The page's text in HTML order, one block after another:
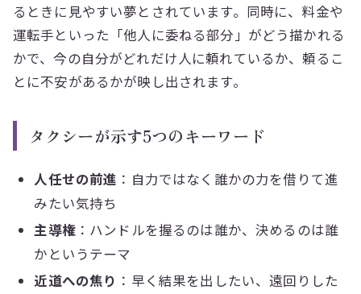
るときに見やすい夢とされています。同時に、料金や
運転手といった「他人に委ねる部分」がどう描かれる
かで、今の自分がどれだけ人に頼れているか、頼るこ
とに不安があるかが映し出されます。
タクシーが示す5つのキーワード
人任せの前進 ：自力ではなく誰かの力を借りて進
みたい気持ち
主導権：ハンドルを握るのは誰か、決めるのは誰
かというテーマ
近道への焦り ：早く結果を出したい、遠回りした